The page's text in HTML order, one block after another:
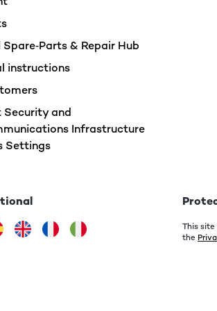
werde weiß ich noch nicht. Der
sind die drei Punkte mit
ist der Autoreturn des Tonarmes.
zufrieden und hab Freude!
so dass er super auf einem
Freude bereiten kann.
& Repair Hub
instructions
Security and
Infrastructure
Settings
This site
the